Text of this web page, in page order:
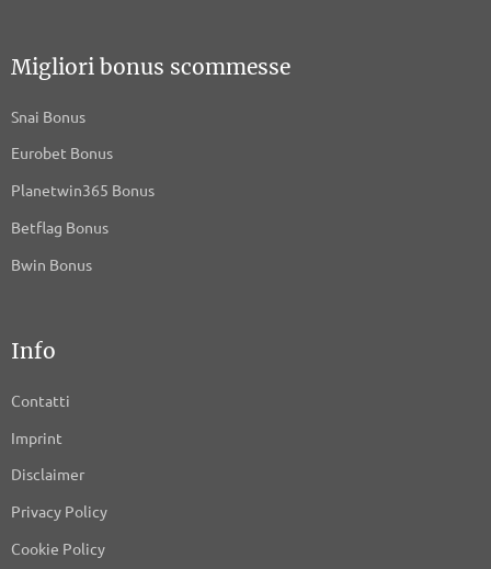
Migliori bonus scommesse
Snai Bonus
Eurobet Bonus
Planetwin365 Bonus
Betflag Bonus
Bwin Bonus
Info
Contatti
Imprint
Disclaimer
Privacy Policy
Cookie Policy